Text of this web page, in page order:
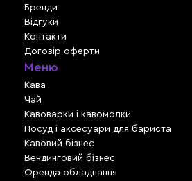
Бренди
Відгуки
Контакти
Договір оферти
Меню
Кава
Чай
Кавоварки і кавомолки
Посуд і аксесуари для бариста
Кавовий бізнес
Вендинговий бізнес
Оренда обладнання